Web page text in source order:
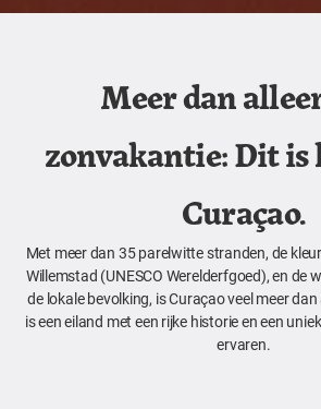
Meer dan
zonvakantie: Dit is
Curaçao.
Met meer dan 35 parelwitte stranden, de
Willemstad (UNESCO Werelderfgoed), en de
de lokale bevolking, is Curaçao veel meer
is een eiland met een rijke historie en een
ervaren.